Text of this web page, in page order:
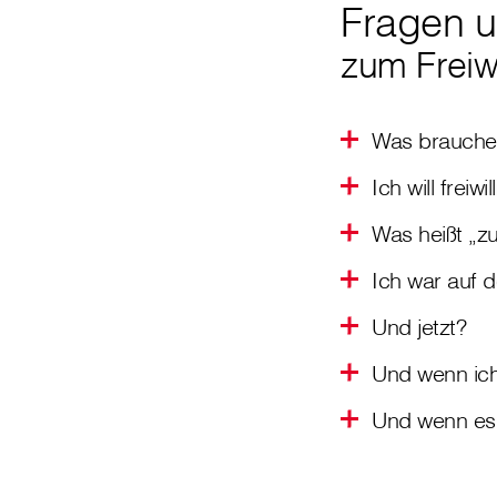
Fragen
zum
Was
Ich will
Was heißt
Ich war auf
Und jetzt?
Und wenn
Und wenn